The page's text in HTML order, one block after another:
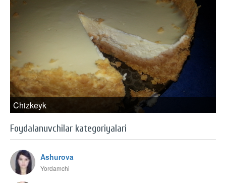
Chizkeyk
Foydalanuvchilar kategoriyalari
Ashurova
Yordamchi